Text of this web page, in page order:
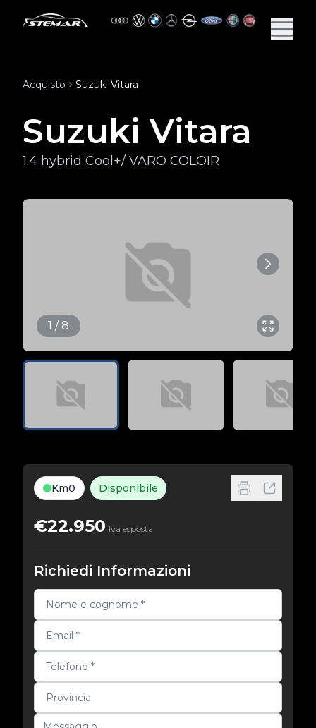
Acquisto Suzuki Vitara
Suzuki Vitara
1.4 hybrid Cool+/ VARO COLOIR
1 / 8
Km0 Disponibile
€22.950 Iva esposta
Richiedi Informazioni